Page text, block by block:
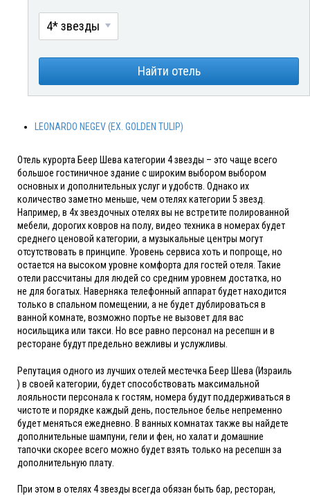
4* звезды
Найти отель
LEONARDO NEGEV (EX. GOLDEN TULIP)
Отель курорта Беер Шева категории 4 звезды – это чаще всего
большое гостиничное здание с широким выбором выбором
основных и дополнительных услуг и удобств. Однако их
количество заметно меньше, чем отелях категории 5 звезд.
Например, в 4х звездочных отелях вы не встретите полированной
мебели, дорогих ковров на полу, видео техника в номерах будет
среднего ценовой категории, а музыкальные центры могут
отсутствовать в принципе. Уровень сервиса хоть и попроще, но
остается на высоком уровне комфорта для гостей отеля. Такие
отели рассчитаны для людей со средним уровнем достатка, но
не для богатых. Наверняка телефонный аппарат будет находится
только в спальном помещении, а не будет дублироваться в
ванной комнате, возможно портье не вызовет для вас
носильщика или такси. Но все равно персонал на ресепшн и в
ресторане будут предельно вежливы и услужливы.
Репутация одного из лучших отелей местечка Беер Шева (Израиль
) в своей категории, будет способствовать максимальной
лояльности персонала к гостям, номера будут поддерживаться в
чистоте и порядке каждый день, постельное белье непременно
будет меняться ежедневно. В ванных комнатах также вы найдете
дополнительные шампуни, гели и фен, но халат и домашние
тапочки скорее всего можно будет взять только на ресепшн за
дополнительную плату.
При этом в отелях 4 звезды всегда обязан быть бар, ресторан,